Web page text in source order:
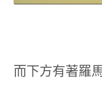
而下方有著羅